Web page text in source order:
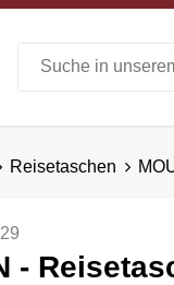
Reisetaschen
-